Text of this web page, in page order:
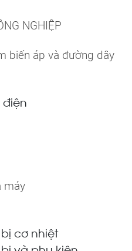
NGHIỆP
biến áp và đường dây
máy
cơ nhiệt